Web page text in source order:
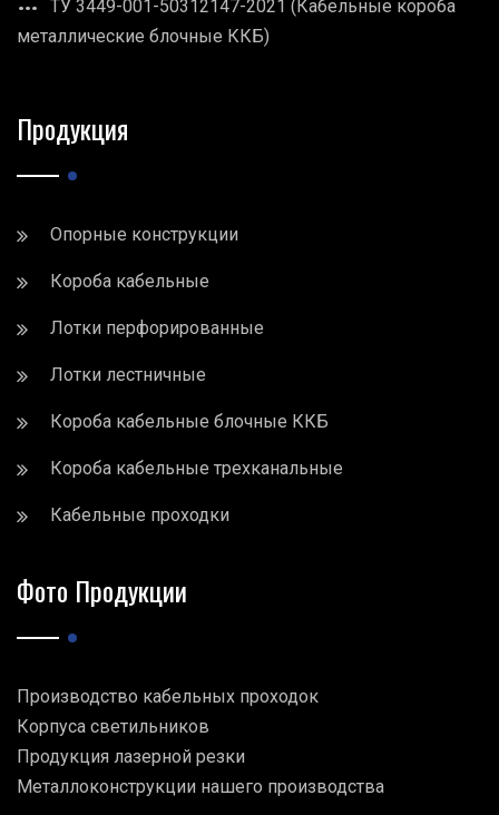
ТУ 3449-001-50312147-2021 (Кабельные короба
металлические блочные ККБ)
Продукция
Опорные конструкции
Короба кабельные
Лотки перфорированные
Лотки лестничные
Короба кабельные блочные ККБ
Короба кабельные трехканальные
Кабельные проходки
Фото Продукции
Производство кабельных проходок
Корпуса светильников
Продукция лазерной резки
Металлоконструкции нашего производства